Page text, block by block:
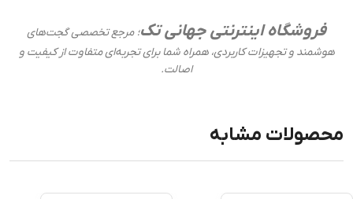
فروشگاه اینترنتی جهانی تک؛ مرجع تخصصی گجت‌های
هوشمند و تجهیزات کاربردی، همراه شما برای تجربه‌ای متفاوت از کیفیت و
اصالت.
محصولات مشابه